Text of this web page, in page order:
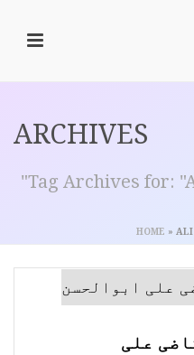
ARCHIVES
Tag Archives for:
HOME » ALI
علی